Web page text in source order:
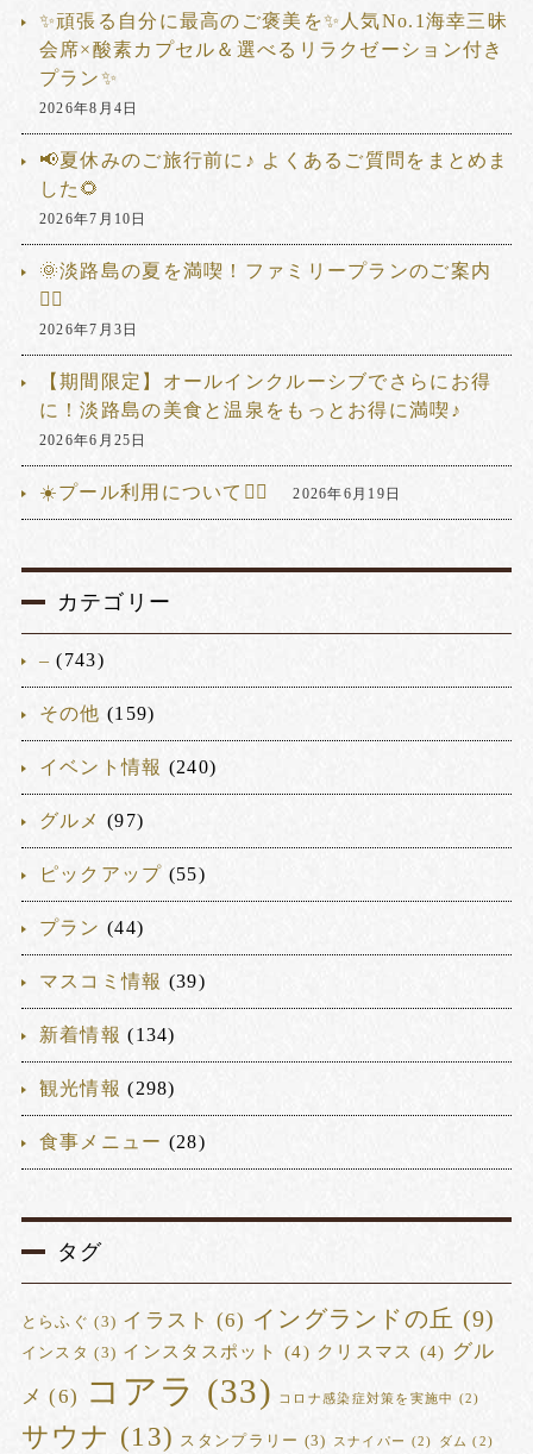
✨頑張る自分に最高のご褒美を✨人気No.1海幸三昧
会席×酸素カプセル＆選べるリラクゼーション付き
プラン✨
2026年8月4日
📢夏休みのご旅行前に♪ よくあるご質問をまとめま
した🌻
2026年7月10日
🌞淡路島の夏を満喫！ファミリープランのご案内
🏊‍♂️
2026年7月3日
【期間限定】オールインクルーシブでさらにお得
に！淡路島の美食と温泉をもっとお得に満喫♪
2026年6月25日
☀️プール利用について🏊‍♂️ 2026年6月19日
カテゴリー
– (743)
その他 (159)
イベント情報 (240)
グルメ (97)
ピックアップ (55)
プラン (44)
マスコミ情報 (39)
新着情報 (134)
観光情報 (298)
食事メニュー (28)
タグ
とらふぐ (3) イラスト (6) イングランドの丘 (9)
インスタ (3) インスタスポット (4) クリスマス (4) グル
メ (6) コアラ (33) コロナ感染症対策を実施中 (2)
サウナ (13) スタンプラリー (3) スナイパー (2) ダム (2)